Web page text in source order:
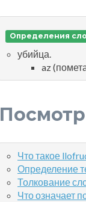
Определения
убийца.
az
Что такое
Определение
Толкование
Что означает